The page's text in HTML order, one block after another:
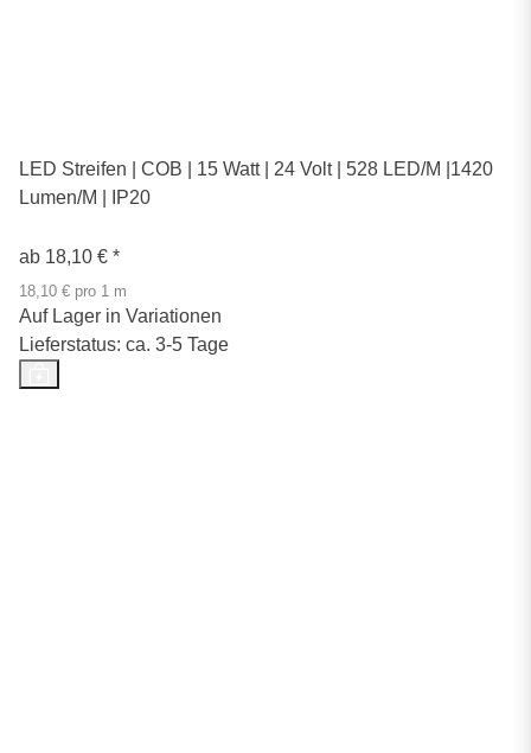
LED Streifen | COB | 15 Watt | 24 Volt | 528 LED/M |1420
Lumen/M | IP20
ab 18,10 € *
18,10 € pro 1 m
Auf Lager in Variationen
Lieferstatus: ca. 3-5 Tage